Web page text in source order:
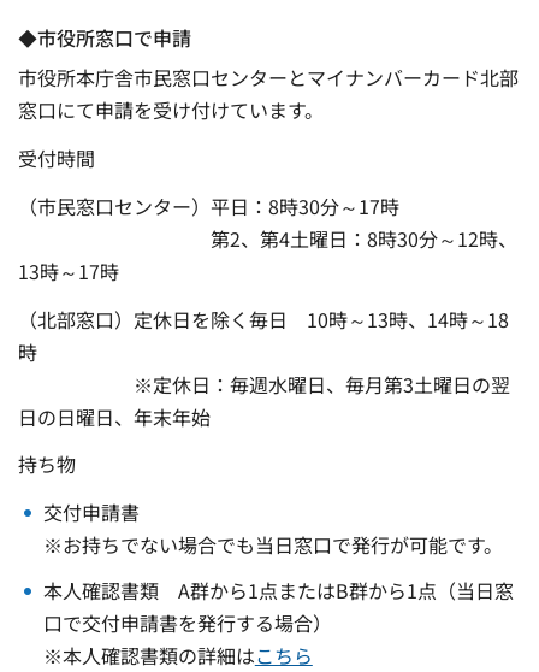
◆市役所窓口で申請
市役所本庁舎市民窓口センターとマイナンバーカード北部
窓口にて申請を受け付けています。
受付時間
（市民窓口センター）平日：8時30分～17時
第2、第4土曜日：8時30分～12時、
13時～17時
（北部窓口）定休日を除く毎日 10時～13時、14時～18
時
※定休日：毎週水曜日、毎月第3土曜日の翌
日の日曜日、年末年始
持ち物
交付申請書
※お持ちでない場合でも当日窓口で発行が可能です。
本人確認書類 A群から1点またはB群から1点（当日窓
口で交付申請書を発行する場合）
※本人確認書類の詳細はこちら